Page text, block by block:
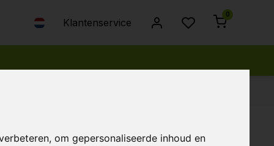
om gepersonaliseerde inhoud en
Klantenservice
0